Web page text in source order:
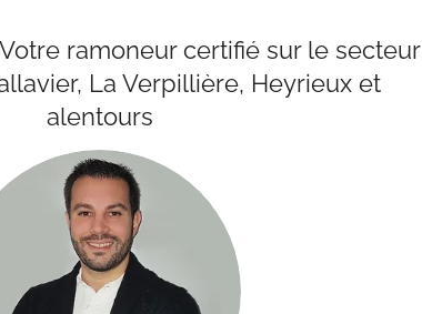
ramoneur certifié sur le secteur
La Verpillière, Heyrieux et
alentours